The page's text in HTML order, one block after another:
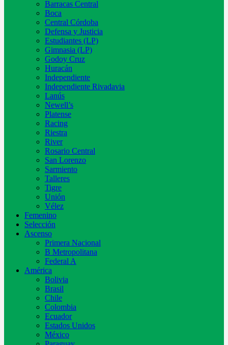
Barracas Central
Boca
Central Córdoba
Defensa y Justicia
Estudiantes (LP)
Gimnasia (LP)
Godoy Cruz
Huracán
Independiente
Independiente Rivadavia
Lanús
Newell’s
Platense
Racing
Riestra
River
Rosario Central
San Lorenzo
Sarmiento
Talleres
Tigre
Unión
Vélez
Femenino
Selección
Ascenso
Primera Nacional
B Metropolitana
Federal A
América
Bolivia
Brasil
Chile
Colombia
Ecuador
Estados Unidos
México